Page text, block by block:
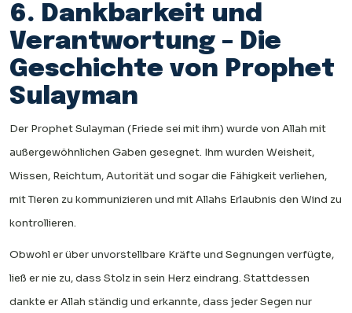
6. Dankbarkeit und
Verantwortung – Die
Geschichte von Prophet
Sulayman
Der Prophet Sulayman (Friede sei mit ihm) wurde von Allah mit
außergewöhnlichen Gaben gesegnet. Ihm wurden Weisheit,
Wissen, Reichtum, Autorität und sogar die Fähigkeit verliehen,
mit Tieren zu kommunizieren und mit Allahs Erlaubnis den Wind zu
kontrollieren.
Obwohl er über unvorstellbare Kräfte und Segnungen verfügte,
ließ er nie zu, dass Stolz in sein Herz eindrang. Stattdessen
dankte er Allah ständig und erkannte, dass jeder Segen nur